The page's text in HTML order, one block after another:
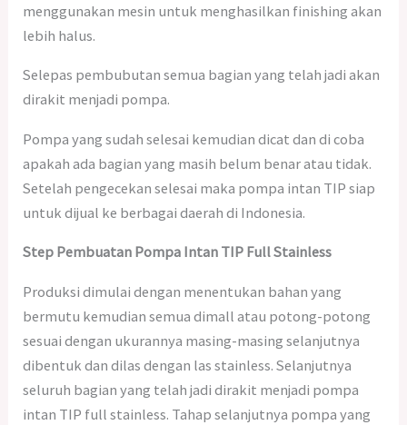
menggunakan mesin untuk menghasilkan finishing akan
lebih halus.
Selepas pembubutan semua bagian yang telah jadi akan
dirakit menjadi pompa.
Pompa yang sudah selesai kemudian dicat dan di coba
apakah ada bagian yang masih belum benar atau tidak.
Setelah pengecekan selesai maka pompa intan TIP siap
untuk dijual ke berbagai daerah di Indonesia.
Step Pembuatan Pompa Intan TIP Full Stainless
Produksi dimulai dengan menentukan bahan yang
bermutu kemudian semua dimall atau potong-potong
sesuai dengan ukurannya masing-masing selanjutnya
dibentuk dan dilas dengan las stainless. Selanjutnya
seluruh bagian yang telah jadi dirakit menjadi pompa
intan TIP full stainless. Tahap selanjutnya pompa yang